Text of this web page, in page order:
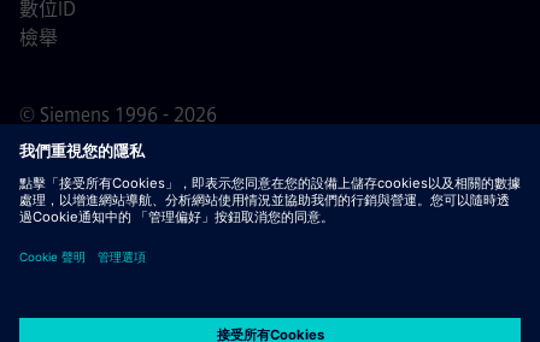
© Siemens 1996 - 2026
數位ID
檢舉
重要通知敬告所有求職者，西門子在申請過程的任何階段
會要求提供銀行帳戶資料或個人財務資訊作為錄用保證。同
件，除非您確信該聯絡來自我們正在進行的正式招聘流程中